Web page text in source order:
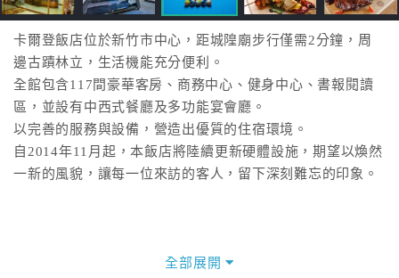
店
訂
房
HOT
特
色
民
卡爾登飯店位於新竹市中心，距城隍廟步行僅需2分鐘，周
邊古蹟林立，生活機能充分便利。
全館包含117間豪華客房、商務中心、健身中心、書報閱讀
區，並設有中西式餐廳及多功能宴會廳。
以完善的服務與設備，營造出優質的住宿環境。
自2014年11月起，本飯店將陸續更新硬體設施，期望以煥然
一新的風貌，讓每一位來訪的客人，留下深刻難忘的印象。
全部展開